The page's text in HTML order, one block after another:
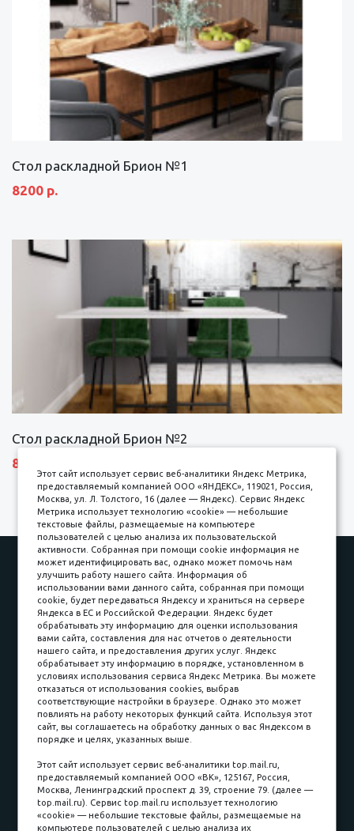
Стол раскладной Брион №1
8200 р.
Стол раскладной Брион №2
8690 р.
Наши работы
Оплата
Доставка и сборка
Гарантии
Карьера в компании
Контакты
Принимаем к оплате
Наличные
пл. Соляная, 6, стр. 16
8 (3822) 60-70-30
8 (3822) 50-39-09
Этот сайт использует сервис веб-аналитики Яндекс Метрика,
предоставляемый компанией ООО «ЯНДЕКС», 119021, Россия,
Москва, ул. Л. Толстого, 16 (далее — Яндекс). Сервис Яндекс
Метрика использует технологию «cookie» — небольшие
текстовые файлы, размещаемые на компьютере
пользователей с целью анализа их пользовательской
активности. Собранная при помощи cookie информация не
может идентифицировать вас, однако может помочь нам
улучшить работу нашего сайта. Информация об
использовании вами данного сайта, собранная при помощи
cookie, будет передаваться Яндексу и храниться на сервере
Яндекса в ЕС и Российской Федерации. Яндекс будет
обрабатывать эту информацию для оценки использования
вами сайта, составления для нас отчетов о деятельности
нашего сайта, и предоставления других услуг. Яндекс
обрабатывает эту информацию в порядке, установленном в
условиях использования сервиса Яндекс Метрика. Вы можете
отказаться от использования cookies, выбрав
соответствующие настройки в браузере. Однако это может
повлиять на работу некоторых функций сайта. Используя этот
сайт, вы соглашаетесь на обработку данных о вас Яндексом в
порядке и целях, указанных выше.
Этот сайт использует сервис веб-аналитики top.mail.ru,
предоставляемый компанией ООО «ВК», 125167, Россия,
Москва, Ленинградский проспект д. 39, строение 79. (далее —
top.mail.ru). Сервис top.mail.ru использует технологию
«cookie» — небольшие текстовые файлы, размещаемые на
компьютере пользователей с целью анализа их